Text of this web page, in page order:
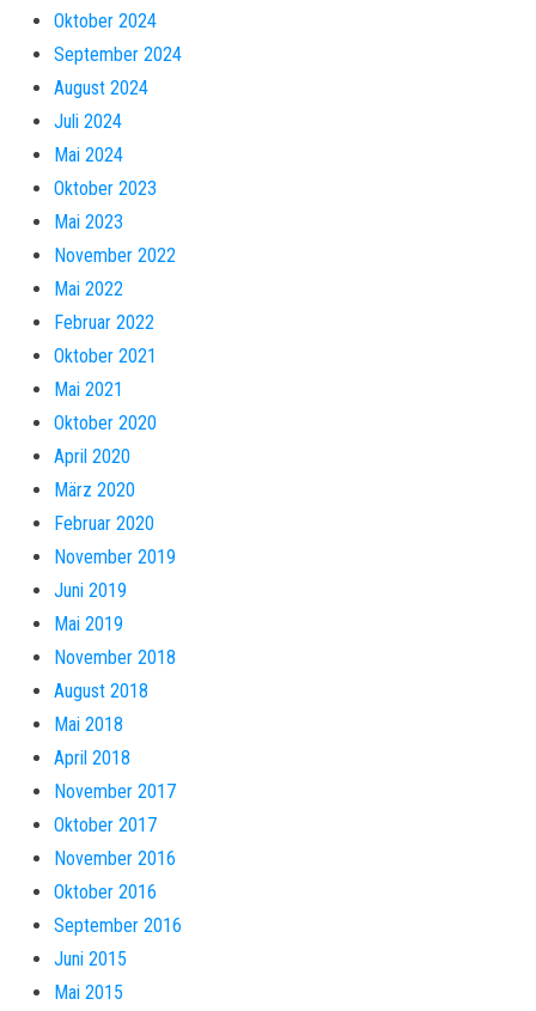
Oktober 2024
September 2024
August 2024
Juli 2024
Mai 2024
Oktober 2023
Mai 2023
November 2022
Mai 2022
Februar 2022
Oktober 2021
Mai 2021
Oktober 2020
April 2020
März 2020
Februar 2020
November 2019
Juni 2019
Mai 2019
November 2018
August 2018
Mai 2018
April 2018
November 2017
Oktober 2017
November 2016
Oktober 2016
September 2016
Juni 2015
Mai 2015